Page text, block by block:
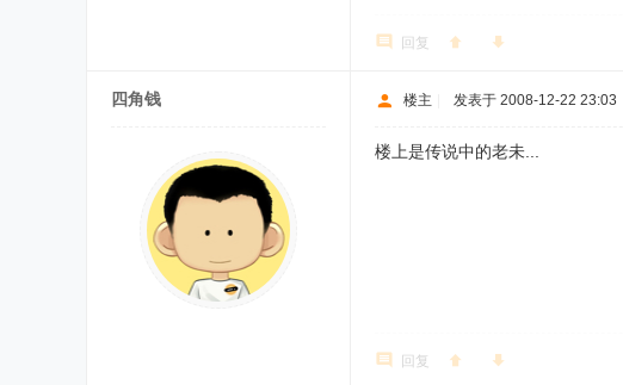
回复
四角钱 楼主 发表于 2008-12-22 23:03
楼上是传说中的老未...
回复